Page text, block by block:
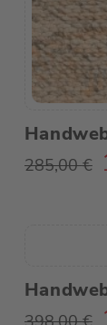
285,00€